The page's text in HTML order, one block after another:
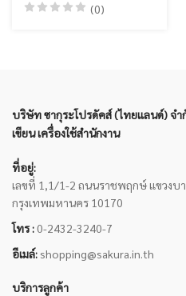
(0)
บริษัท ซากุระโปรดัคส์ (ไทยแลนด์) จ
เขียน เครื่องใช้สำนักงาน
ที่อยู่:
เลขที่ 1,1/1-2 ถนนราชพฤกษ์ แขวงบ
กรุงเทพมหานคร 10170
โทร : 0-2432-3240-7
อีเมล์: shopping@sakura.in.th
บริการลูกค้า